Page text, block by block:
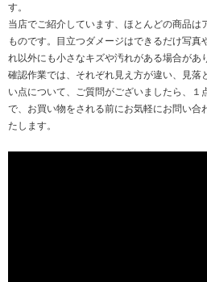
す。
当店でご紹介しています、ほとんどの商品は
ものです。目立つダメージはできるだけ写真
れ以外にも小さなキズや汚れがある場合があ
確認作業では、それぞれ見え方が違い、見落
い点について、ご質問がございましたら、１
で、お買い物をされる前にお気軽にお問い合
たします。